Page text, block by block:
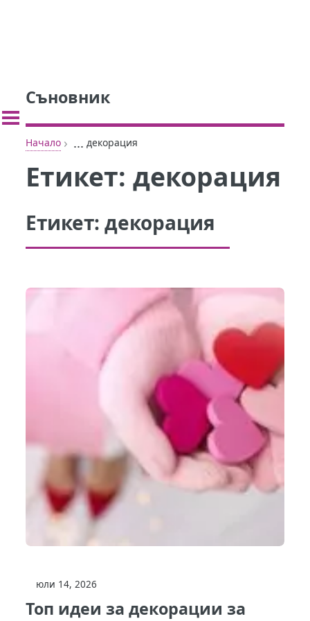
Съновник
Начало › ... декорация
Етикет:декорация
Етикет:декорация
юли 14, 2026
Топ идеи за декорации за